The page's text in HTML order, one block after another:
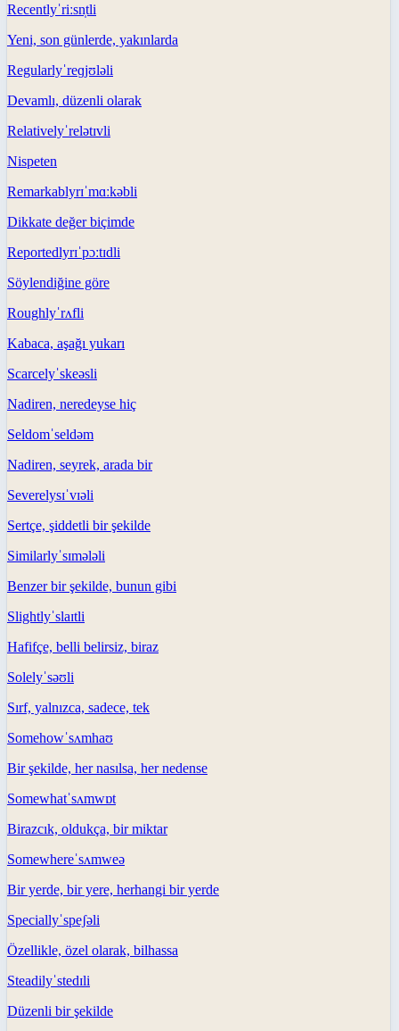
Recentlyˈriːsn̩tli
Yeni, son günlerde, yakınlarda
Regularlyˈreɡjʊləli
Devamlı, düzenli olarak
Relativelyˈrelətɪvli
Nispeten
Remarkablyrɪˈmɑːkəbli
Dikkate değer biçimde
Reportedlyrɪˈpɔːtɪdli
Söylendiğine göre
Roughlyˈrʌfli
Kabaca, aşağı yukarı
Scarcelyˈskeəsli
Nadiren, neredeyse hiç
Seldomˈseldəm
Nadiren, seyrek, arada bir
Severelysɪˈvɪəli
Sertçe, şiddetli bir şekilde
Similarlyˈsɪmələli
Benzer bir şekilde, bunun gibi
Slightlyˈslaɪtli
Hafifçe, belli belirsiz, biraz
Solelyˈsəʊli
Sırf, yalnızca, sadece, tek
Somehowˈsʌmhaʊ
Bir şekilde, her nasılsa, her nedense
Somewhatˈsʌmwɒt
Birazcık, oldukça, bir miktar
Somewhereˈsʌmweə
Bir yerde, bir yere, herhangi bir yerde
Speciallyˈspeʃəli
Özellikle, özel olarak, bilhassa
Steadilyˈstedɪli
Düzenli bir şekilde